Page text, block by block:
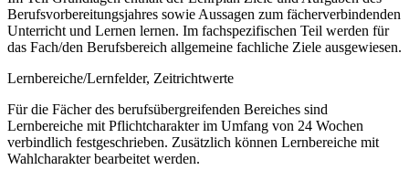
Berufsvorbereitungsjahres sowie Aussagen zum fächerverbindenden
Unterricht und Lernen lernen. Im fachspezifischen Teil werden für
das Fach/den Berufsbereich allgemeine fachliche Ziele ausgewiesen.
Lernbereiche/Lernfelder, Zeitrichtwerte
Für die Fächer des berufsübergreifenden Bereiches sind
Lernbereiche mit Pflichtcharakter im Umfang von 24 Wochen
verbindlich festgeschrieben. Zusätzlich können Lernbereiche mit
Wahlcharakter bearbeitet werden.